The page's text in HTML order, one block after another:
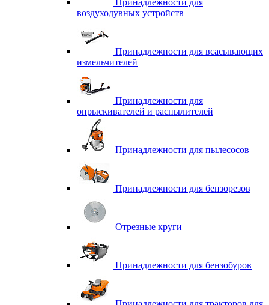
Принадлежности для
воздуходувных устройств
Принадлежности для всасывающих
измельчителей
Принадлежности для
опрыскивателей и распылителей
Принадлежности для пылесосов
Принадлежности для бензорезов
Отрезные круги
Принадлежности для бензобуров